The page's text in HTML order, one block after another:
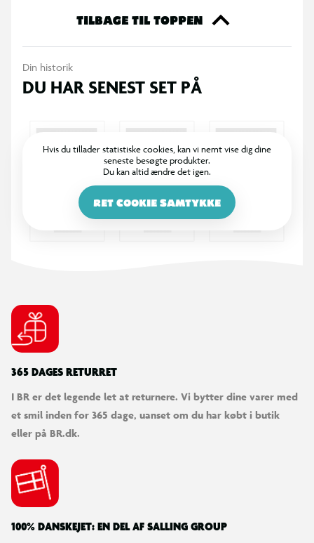
TILBAGE TIL TOPPEN
Din historik
DU HAR SENEST SET PÅ
Hvis du tillader statistiske cookies, kan vi nemt vise dig dine
seneste besøgte produkter.
Du kan altid ændre det igen.
RET COOKIE SAMTYKKE
365 DAGES RETURRET
I BR er det legende let at returnere. Vi bytter dine varer med
et smil inden for 365 dage, uanset om du har købt i butik
eller på BR.dk.
100% DANSKEJET: EN DEL AF SALLING GROUP